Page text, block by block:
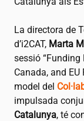
La directora de
d’i2CAT, Marta
sessió
Canada, and
model del
impulsada
Catalunya, té